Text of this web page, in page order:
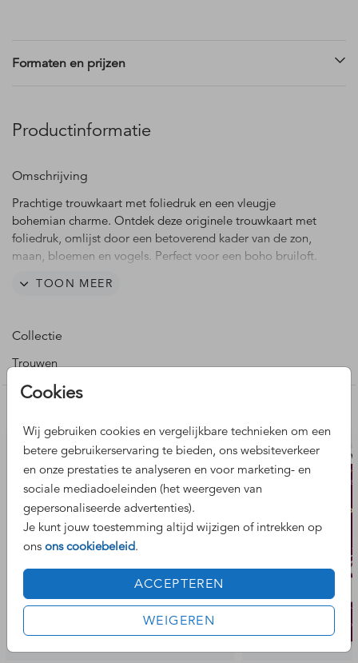
Cookies
Wij gebruiken cookies en vergelijkbare technieken om een
betere gebruikerservaring te bieden, ons websiteverkeer
en onze prestaties te analyseren en voor marketing- en
sociale mediadoeleinden (het weergeven van
gepersonaliseerde advertenties).
Je kunt jouw toestemming altijd wijzigen of intrekken op
ons ons cookiebeleid.
ACCEPTEREN
WEIGEREN
Formaten en prijzen
Productinformatie
Omschrijving
Prachtige trouwkaart met foliedruk en een vleugje
bohemian charme. Ontdek deze originele trouwkaart met
foliedruk, omlijst door een betoverend kader van de zon,
maan, bloemen en vogels. Perfect voor een boho bruiloft.
De bijpassende witte envelop met gouden inlay en de
ons op, we staan klaar om jullie te helpen!
TOON MEER
Collectie
Trouwen